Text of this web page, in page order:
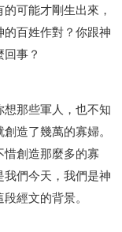
可能才剛生出來，
百姓作對？你跟神
事？
那些軍人，也不知
造了幾萬的寡婦。
惜創造那麼多的寡
們今天，我們是神
經文的背景。